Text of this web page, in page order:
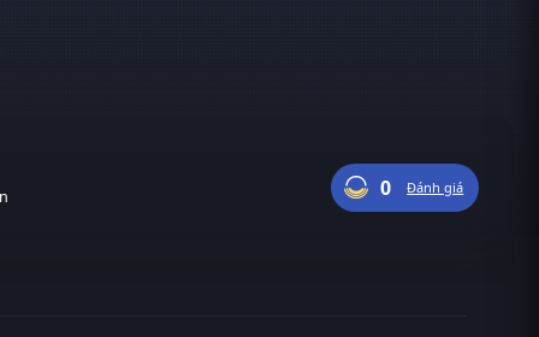
0 Đánh giá